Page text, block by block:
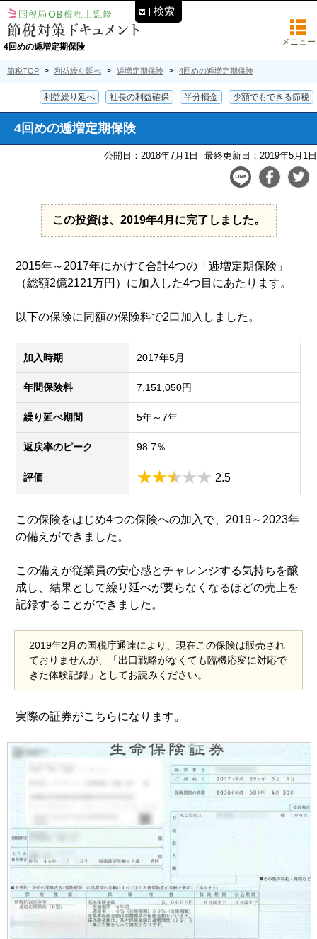
4回めの逓増定期保険 メニュー
節税TOP 利益繰り延べ 逓増定期保険 4回めの逓増定期保険
利益繰り延べ 社長の利益確保 半分損金 少額でもできる節税
4回めの逓増定期保険
公開日：2018年7月1日 最終更新日：2019年5月1日
この投資は、2019年4月に完了しました。
2015年～2017年にかけて合計4つの「逓増定期保険」
（総額2億2121万円）に加入した4つ目にあたります。
以下の保険に同額の保険料で2口加入しました。
加入時期 2017年5月
年間保険料 7,151,050円
繰り延べ期間 5年～7年
返戻率のピーク 98.7％
評価 2.5
この保険をはじめ4つの保険への加入で、2019～2023年
の備えができました。
この備えが従業員の安心感とチャレンジする気持ちを醸
成し、結果として繰り延べが要らなくなるほどの売上を
記録することができました。
2019年2月の国税庁通達により、現在この保険は販売され
ておりませんが、「出口戦略がなくても臨機応変に対応で
きた体験記録」としてお読みください。
実際の証券がこちらになります。
検索